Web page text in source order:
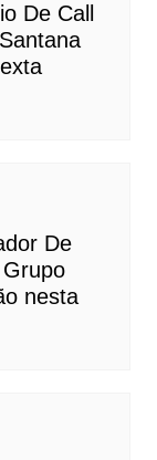
De Call
De
nesta